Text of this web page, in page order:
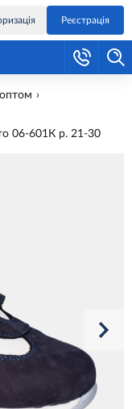
Реєстрація
06-601К р. 21-30